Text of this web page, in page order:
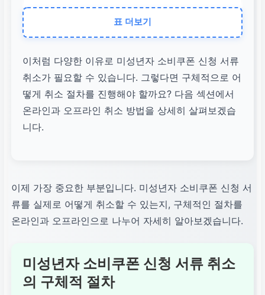
중복 신청
신청하여 하나를 취소해
야 하는 경우.
서류 오류/누락
단순 변심/의사 변경
상 쿠폰이 필요 없어진
경우.
표 더보기
이처럼 다양한 이유로 미성년자 소비쿠폰 신청 서류
취소가 필요할 수 있습니다. 그렇다면 구체적으로 어
떻게 취소 절차를 진행해야 할까요? 다음 섹션에서
온라인과 오프라인 취소 방법을 상세히 살펴보겠습
니다.
이제 가장 중요한 부분입니다. 미성년자 소비쿠폰 신청 서
류를 실제로 어떻게 취소할 수 있는지, 구체적인 절차를
온라인과 오프라인으로 나누어 자세히 알아보겠습니다.
미성년자 소비쿠폰 신청 서류 취소
의 구체적 절차